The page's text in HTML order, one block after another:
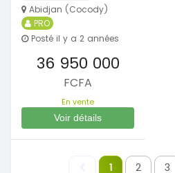
Abidjan (Cocody)
PRO
Posté il y a 2 années
36 950 000
FCFA
En vente
Voir détails
1 2 3